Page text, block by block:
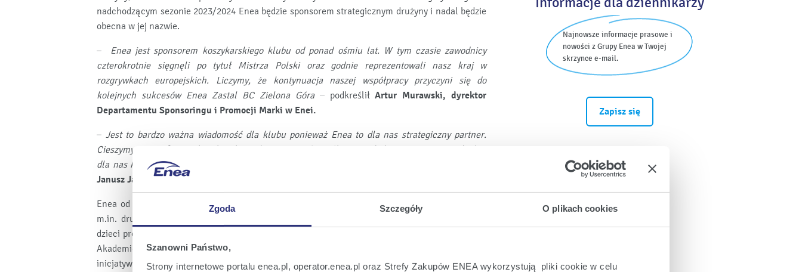
Zgoda Szczegóły O plikach cookies
Szanowni Państwo,
Strony internetowe portalu enea.pl, operator.enea.pl oraz Strefy Zakupów ENEA wykorzystują pliki cookie w celu
nadchodzącym sezonie 2023/2024 Enea będzie sponsorem strategicznym drużyny i nadal będzie
obecna w jej nazwie.
– Enea jest sponsorem koszykarskiego klubu od ponad ośmiu lat. W tym czasie zawodnicy
czterokrotnie sięgnęli po tytuł Mistrza Polski oraz godnie reprezentowali nasz kraj w
rozgrywkach europejskich. Liczymy, że kontynuacja naszej współpracy przyczyni się do
kolejnych sukcesów Enea Zastal BC Zielona Góra– podkreśliłArtur Murawski, dyrektor
Departamentu Sponsoringu i Promocji Marki w Enei.
– Jest to bardzo ważna wiadomość dla klubu ponieważ Enea to dla nas strategiczny partner.
Cieszymy się, że firma zdecydowała się kontynuować współpracę w kolejnym sezonie. To będzie
dla nas kluczowy sezon więc zaufanie daje nam siły i motywacji do dalszej pracy –
Janusz Jasiński, przewodniczący rady nadzorczej Grono S.S.A.
Enea od lat wspiera sport – zarówno zawodowy, jak i młodzieżowy. Jest sponsorem tytularnym
m.in. drużyn siatkarskich i koszykarskich w północno-zachodniej Polsce. Edukację sportową
dzieci promuje w ramach projektu Enea Akademia Sportu, wspierając Akademię Lecha Poznań,
Akademię Warty Poznań i Akademię Jagiellonii. Jako firma odpowiedzialna społecznie, wspiera
inicjatywy i wydarzenia sportowe na terenie swojej działalności. Do wielu dyscyplin wspieranych
Najnowsze informacje prasowe i
nowości z Grupy Enea w Twojej
skrzynce e-mail.
Zapisz się